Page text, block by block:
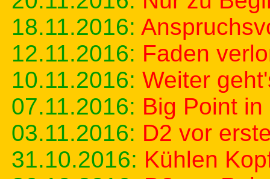
18.11.2016:
12.11.2016: Faden
10.11.2016: Weiter
07.11.2016: Big Point
03.11.2016: D2 vor
31.10.2016: Kühlen